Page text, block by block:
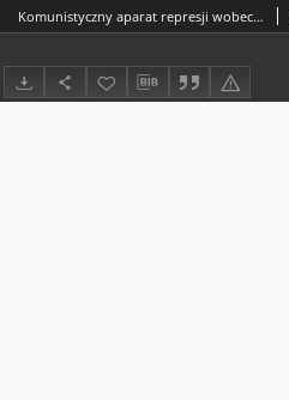
Komunistyczny aparat represji wobec jezuitów Prowincji Polski Południowej, "Kościół w Okowach", t. 5, red. Andrzej Paweł Bieś, Filip Musiał, Instytut Pamięci Narodowej - WAM Kraków 2014, ss. 380: [recenzja]